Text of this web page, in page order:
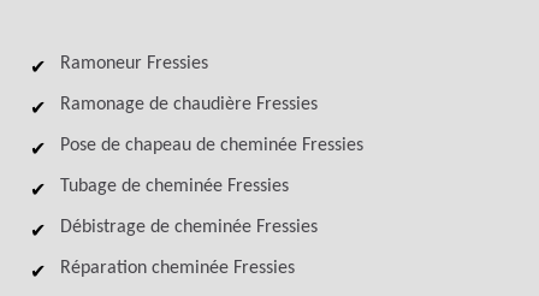
Ramoneur Fressies
Ramonage de chaudière Fressies
Pose de chapeau de cheminée Fressies
Tubage de cheminée Fressies
Débistrage de cheminée Fressies
Réparation cheminée Fressies